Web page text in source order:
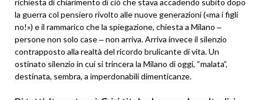
richiesta di chiarimento di ciò che stava accadendo subito dopo
la guerra col pensiero rivolto alle nuove generazioni («ma i figli
no!») e il rammarico che la spiegazione, chiesta a Milano ‒
persone non solo case ‒ non arriva. Arriva invece il silenzio
contrapposto alla realtà del ricordo brulicante di vita. Un
ostinato silenzio in cui si trincera la Milano di oggi, “malata”,
destinata, sembra, a imperdonabili dimenticanze.